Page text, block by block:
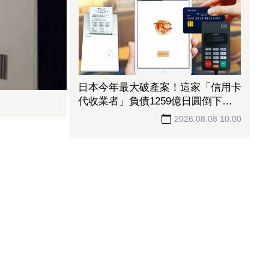
日本今年最大破產案！這家「信用卡
代收業者」負債1259億日圓倒下 2
萬家餐飲業53億款項卡住2026.08.08 10:00